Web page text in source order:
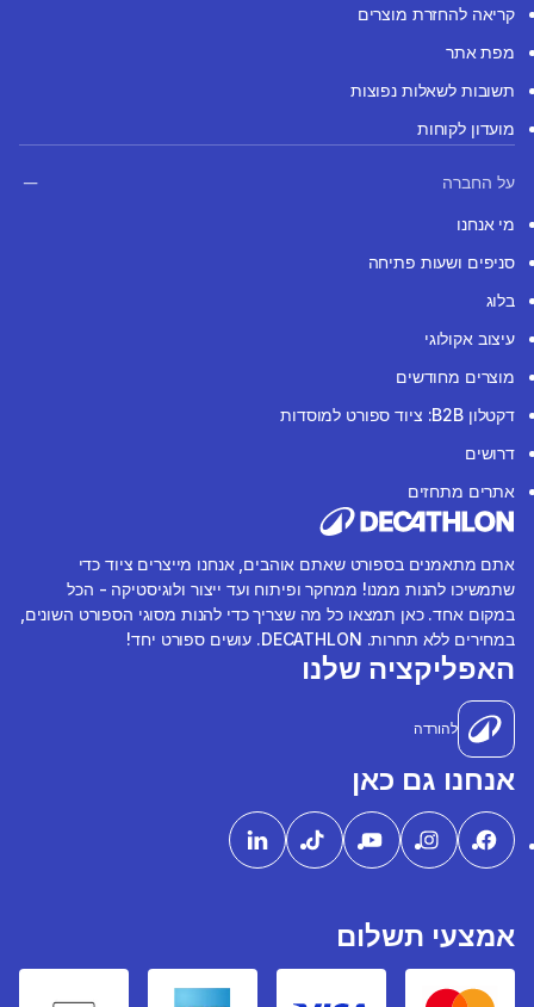
קריאה להחזרת מוצרים
מפת אתר
תשובות לשאלות נפוצות
מועדון לקוחות
על החברה
מי אנחנו
סניפים ושעות פתיחה
בלוג
עיצוב אקולוגי
מוצרים מחודשים
דקטלון B2B: ציוד ספורט למוסדות
דרושים
אתרים מתחזים
אתם מתאמנים בספורט שאתם אוהבים, אנחנו מייצרים ציוד כדי
שתמשיכו להנות ממנו! ממחקר ופיתוח ועד ייצור ולוגיסטיקה - הכל
במקום אחד. כאן תמצאו כל מה שצריך כדי להנות מסוגי הספורט השונים,
במחירים ללא תחרות. DECATHLON. עושים ספורט יחד!
האפליקציה שלנו
להורדה
אנחנו גם כאן
אמצעי תשלום